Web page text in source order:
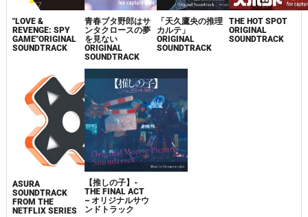
"LOVE &
REVENGE: SPY
GAME"ORIGINAL
SOUNDTRACK
青春ブタ野郎はサ
ンタクロースの夢
を見ない
ORIGINAL
SOUNDTRACK
「天久鷹央の推理
カルテ」
ORIGINAL
SOUNDTRACK
THE HOT SPOT
ORIGINAL
SOUNDTRACK
ASURA
SOUNDTRACK
FROM THE
NETFLIX SERIES
【推しの子】-
THE FINAL ACT
– オリジナルサウ
ンドトラック